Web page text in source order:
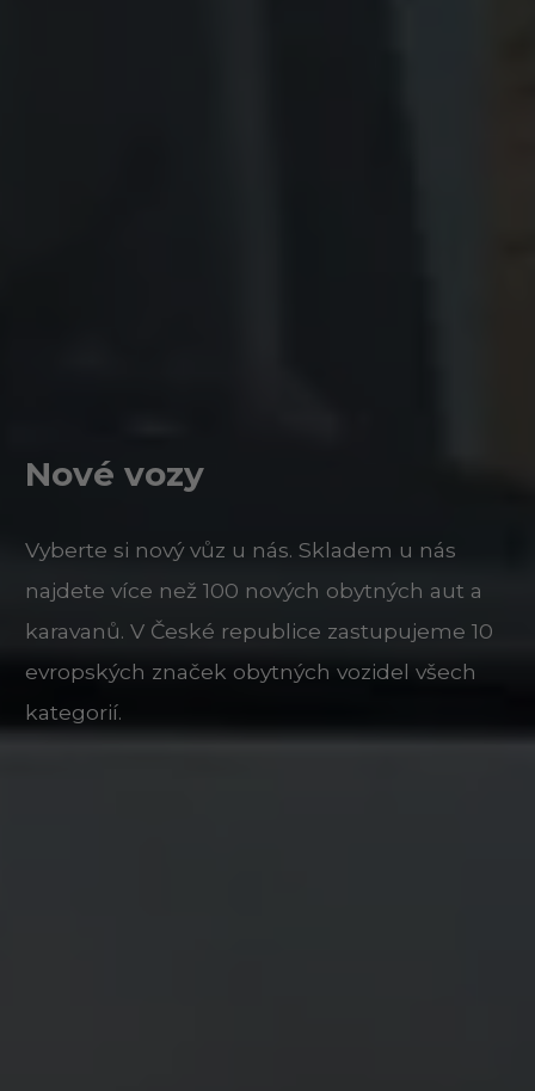
Nové vozy
Vyberte si nový vůz u nás. Skladem u nás
najdete více než 100 nových obytných aut a
karavanů. V České republice zastupujeme 10
evropských značek obytných vozidel všech
kategorií.